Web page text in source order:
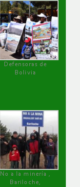
Defensoras de
Bolivia
No a la minería ,
Bariloche,